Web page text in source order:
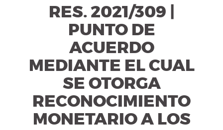
RES. 2021/309 |
PUNTO DE
ACUERDO
MEDIANTE EL CUAL
SE OTORGA
RECONOCIMIENTO
MONETARIO A LOS